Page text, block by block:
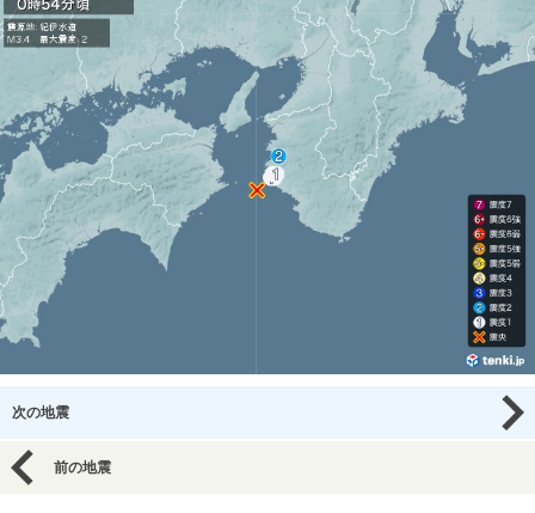
次の地震
前の地震